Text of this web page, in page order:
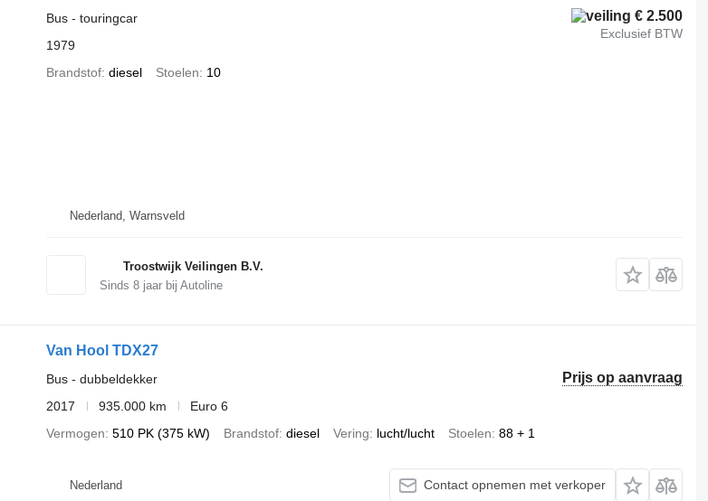
€ 2.500
Exclusief BTW
Bus - touringcar
1979
Brandstof diesel Stoelen 10
Nederland, Warnsveld
Troostwijk Veilingen B.V.
Sinds 8jaar bij Autoline
Van Hool TDX27
Prijs op aanvraag
Bus - dubbeldekker
2017
935.000 km
Euro 6
Vermogen 510 PK (375 kW) Brandstof diesel Vering lucht/lucht Stoelen 88 + 1
Nederland Contact opnemen met verkoper